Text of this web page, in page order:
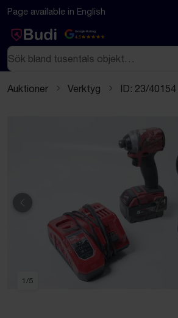
Hoppa till innehåll
Textbaserad (markdown) version av
Page available in English
Google Rating
4.5
Sök
Auktioner Verktyg ID: 23/40154
Föregående
1 /5